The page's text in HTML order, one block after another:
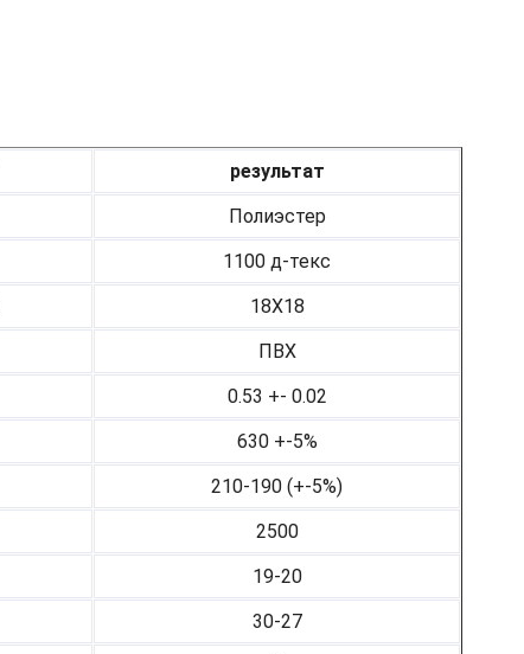
результат
Полиэстер
1100 д-текс
18Х18
ПВХ
0.53 +- 0.02
630 +-5%
210-190 (+-5%)
2500
19-20
30-27